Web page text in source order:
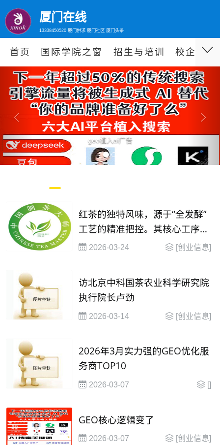
厦门在线
13338450520 厦门供求 厦门社区 厦门头条
首页 国际学院之窗 招生与培训 校企合作
geo植入ai广告
Previous
红茶的独特风味，源于“全发酵”
工艺的精准把控。其核心工序包
括萎凋、揉捻、发酵、干燥，每
2026-03-24 [创业信息]
访北京中科国茶农业科学研究院
执行院长卢劲
2026-03-14 [创业信息]
2026年3月实力强的GEO优化服
务商TOP10
2026-03-07 []
​GEO核心逻辑变了
2026-03-07 [创业信息]